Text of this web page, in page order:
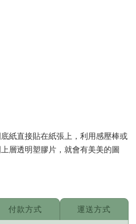
紙直接貼在紙張上，利用感壓棒或
層透明塑膠片，就會有美美的圖
付款方式 運送方式